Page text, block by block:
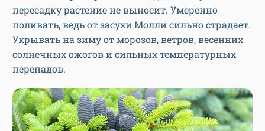
пересадку растение не выносит. Умеренно
поливать, ведь от засухи Молли сильно страдает.
Укрывать на зиму от морозов, ветров, весенних
солнечных ожогов и сильных температурных
перепадов.